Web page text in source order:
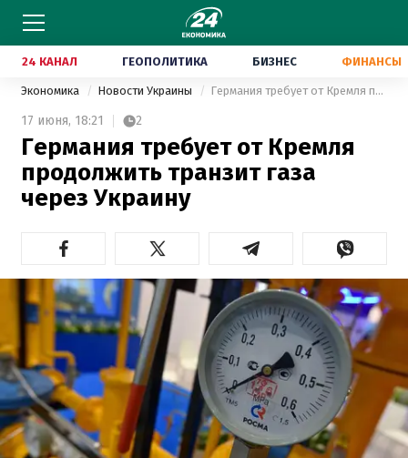
24 КАНАЛ ГЕОПОЛИТИКА БИЗНЕС ФИНАНСЫ
Экономика Новости Украины Германия требует от Кремля продолжить транзит газа через Украину
17 июня, 18:21 2
Германия требует от Кремля
продолжить транзит газа
через Украину